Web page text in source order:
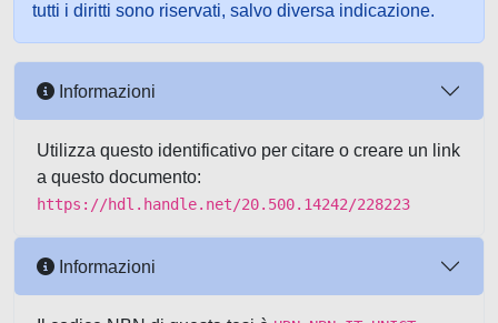
tutti i diritti sono riservati, salvo diversa indicazione.
Informazioni
Utilizza questo identificativo per citare o creare un link
a questo documento:
https://hdl.handle.net/20.500.14242/228223
Informazioni